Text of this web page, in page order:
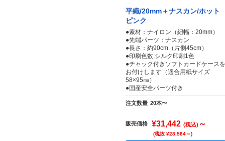
平織/20mm＋ナスカン/ホット
ピンク
●素材：ナイロン（紐幅：20mm）
●先端パーツ：ナスカン
●長さ：約90cm（片側45cm）
●印刷色数:シルク印刷1色
●チャック付きソフトカードケースを
お付けします（適合用紙サイズ
58×95㎜）
●国産安全パーツ付き
注文数量 20本〜
販売価格 ¥31,442 (税込) ～
(税抜 ¥28,584～)